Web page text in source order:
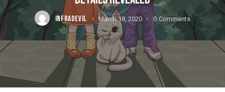
INFRADEVIL March 18, 2020 0 Comments